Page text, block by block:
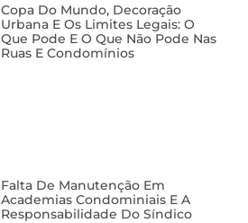
Copa Do Mundo, Decoração
Urbana E Os Limites Legais: O
Que Pode E O Que Não Pode Nas
Ruas E Condomínios
Falta De Manutenção Em
Academias Condominiais E A
Responsabilidade Do Síndico